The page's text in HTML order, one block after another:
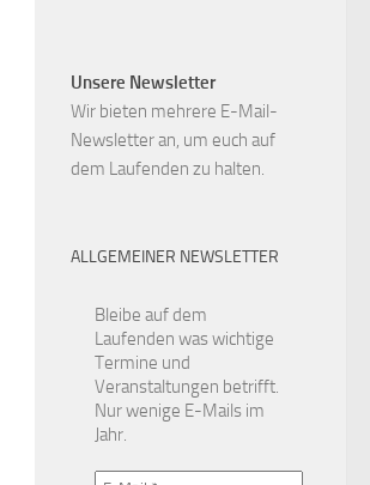
Unsere Newsletter
Wir bieten mehrere E-Mail-
Newsletter an, um euch auf
dem Laufenden zu halten.
ALLGEMEINER NEWSLETTER
Bleibe auf dem
Laufenden was wichtige
Termine und
Veranstaltungen betrifft.
Nur wenige E-Mails im
Jahr.